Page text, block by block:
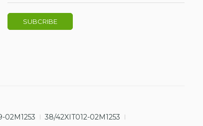
02M1253 38/42XIT012-02M1253